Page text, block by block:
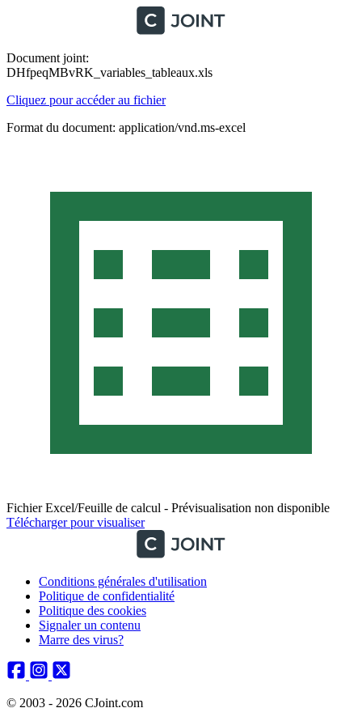
Document joint:
DHfpeqMBvRK_variables_tableaux.xls
Cliquez pour accéder au fichier
Format du document: application/vnd.ms-excel
Fichier Excel/Feuille de calcul - Prévisualisation non disponible
Télécharger pour visualiser
Conditions générales d'utilisation
Politique de confidentialité
Politique des cookies
Signaler un contenu
Marre des virus?
© 2003 - 2026 CJoint.com